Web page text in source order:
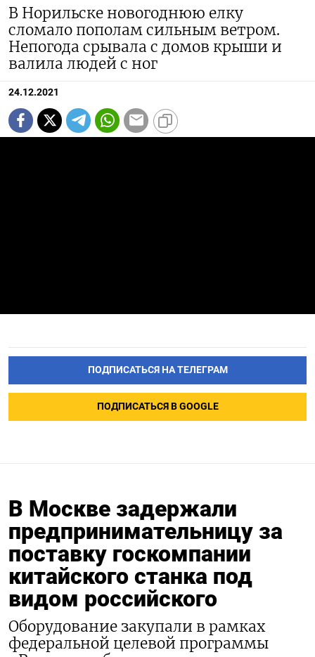
В Норильске новогоднюю елку
сломало пополам сильным ветром.
Непогода срывала с домов крыши и
валила людей с ног
24.12.2021
ПОДПИСАТЬСЯ НА ТЕЛЕГРАМ
ПОДПИСАТЬСЯ В GOOGLE
В Москве задержали
предпринимательницу за
поставку госкомпании
китайского станка под
видом российского
Оборудование закупали в рамках
федеральной целевой программы